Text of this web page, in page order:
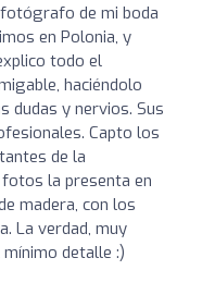
de mi boda
en Polonia, y
todo el
haciéndolo
dudas y nervios. Sus
Capto los
de la
la presenta en
madera, con los
La verdad, muy
detalle :)